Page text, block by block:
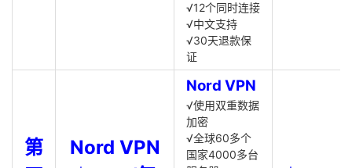
√12个同时连接
√中文支持
√30天退款保
证
第
Nord VPN
Nord VPN
√使用双重数据
加密
√全球60多个
国家4000多台